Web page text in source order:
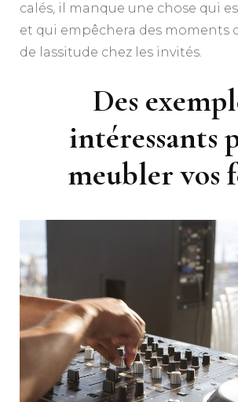
calés, il manque une chose qui
et qui empêchera des moments
de lassitude chez les invités.
Des
intéressants
meubler vos